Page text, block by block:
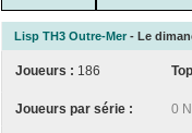
Lisp TH3 Outre-Mer - Le
Joueurs : 186
Joueurs par série : 0